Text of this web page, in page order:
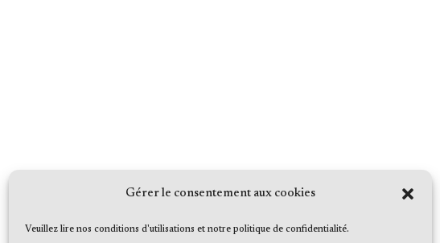
Gérer le consentement aux cookies
Veuillez lire nos conditions d'utilisations et notre politique de confidentialité.